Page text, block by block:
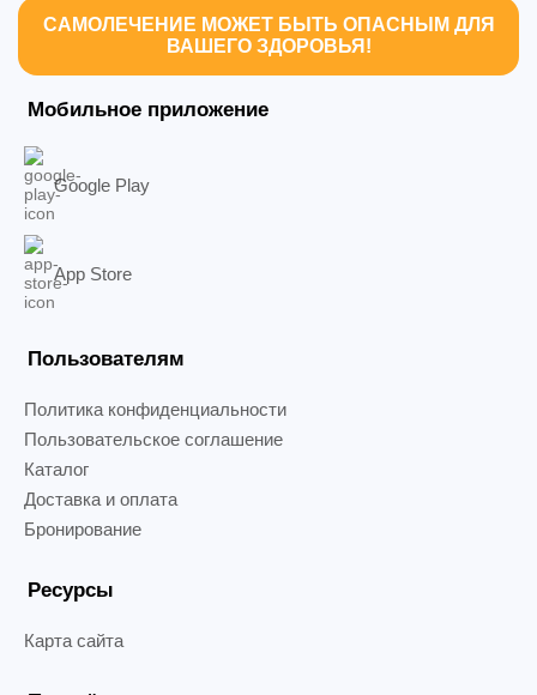
САМОЛЕЧЕНИЕ МОЖЕТ БЫТЬ ОПАСНЫМ ДЛЯ
ВАШЕГО ЗДОРОВЬЯ!
Мобильное приложение
Google Play
App Store
Пользователям
Политика конфиденциальности
Пользовательское соглашение
Каталог
Доставка и оплата
Бронирование
Ресурсы
Карта сайта